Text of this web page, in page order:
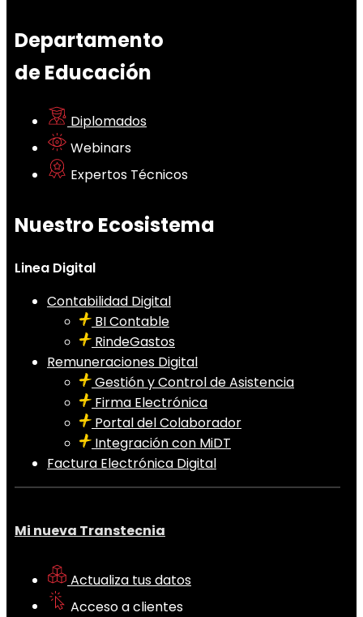
Departamento
de Educación
Diplomados
Webinars
Expertos Técnicos
Nuestro Ecosistema
Linea Digital
Contabilidad Digital
BI Contable
RindeGastos
Remuneraciones Digital
Gestión y Control de Asistencia
Firma Electrónica
Portal del Colaborador
Integración con MiDT
Factura Electrónica Digital
Mi nueva Transtecnia
Actualiza tus datos
Acceso a clientes